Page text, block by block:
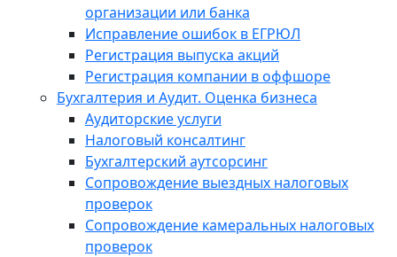
организации или банка
Исправление ошибок в ЕГРЮЛ
Регистрация выпуска акций
Регистрация компании в оффшоре
Бухгалтерия и Аудит. Оценка бизнеса
Аудиторские услуги
Налоговый консалтинг
Бухгалтерский аутсорсинг
Сопровождение выездных налоговых
проверок
Сопровождение камеральных налоговых
проверок